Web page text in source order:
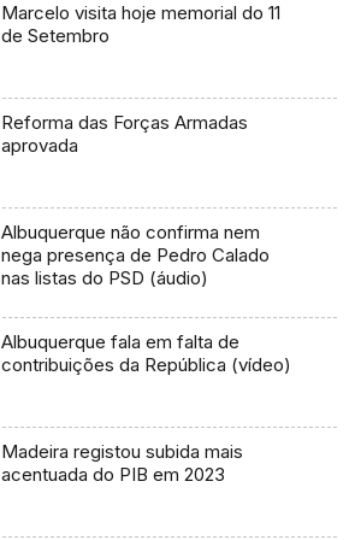
Marcelo visita hoje memorial do 11
de Setembro
Reforma das Forças Armadas
aprovada
Albuquerque não confirma nem
nega presença de Pedro Calado
nas listas do PSD (áudio)
Albuquerque fala em falta de
contribuições da República (vídeo)
Madeira registou subida mais
acentuada do PIB em 2023